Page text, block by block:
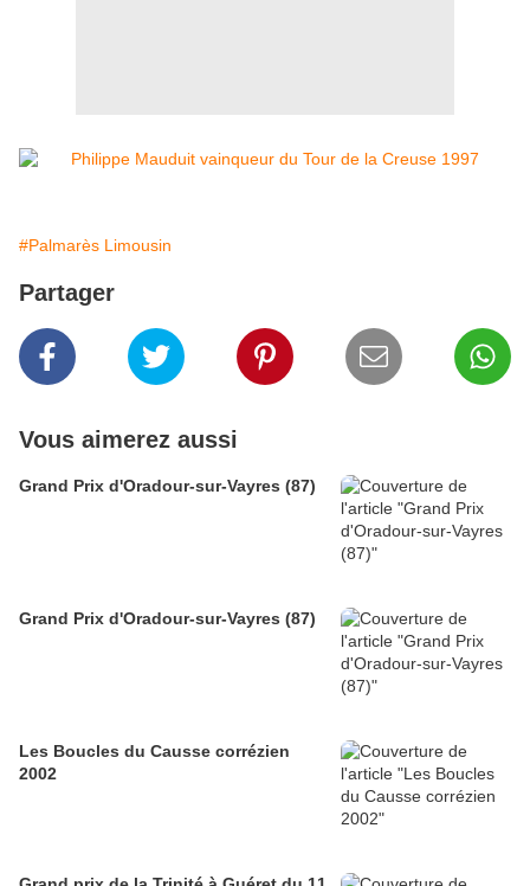
#Palmarès Limousin
Partager
Vous aimerez aussi
Grand Prix d'Oradour-sur-Vayres (87)
Grand Prix d'Oradour-sur-Vayres (87)
Les Boucles du Causse corrézien
2002